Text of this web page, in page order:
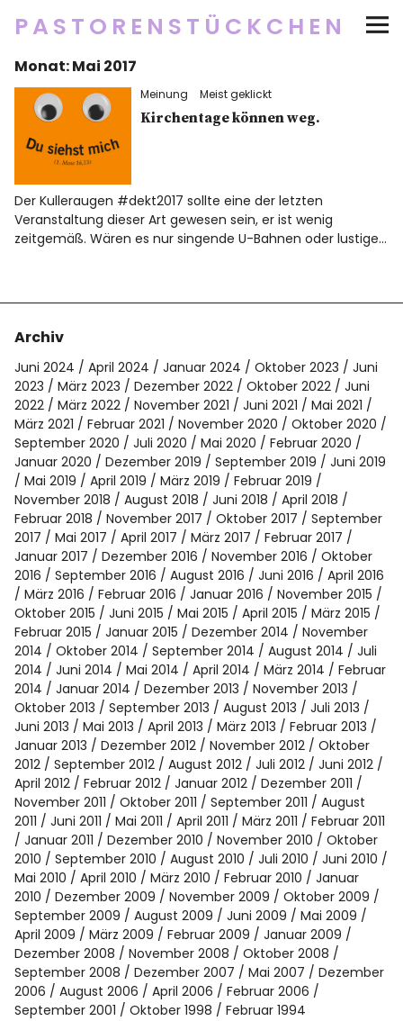
PASTORENSTÜCKCHEN
Startseite
Über
Social Media
Newsletter
TwitterRSS InstagramFacebookpinterest 500px
Spotify
Monat:Mai 2017
Meinung Meist geklickt
Kirchentage können weg.
Der Kulleraugen #dekt2017 sollte eine der letzten
Veranstaltung dieser Art gewesen sein, er ist wenig
zeitgemäß. Wären es nur singende U-Bahnen oder lustige…
Archiv
Juni 2024 April 2024 Januar 2024 Oktober 2023
Juni
2023
März 2023 Dezember 2022 Oktober 2022
Juni
2022
März 2022 November 2021 Juni 2021
Mai 2021
März 2021
Februar 2021 November 2020
Oktober 2020
September 2020
Juli 2020 Mai 2020
Februar 2020
Januar 2020
Dezember 2019 September 2019
Juni 2019
Mai 2019
April 2019 März 2019
Februar 2019
November 2018
August 2018 Juni 2018
April 2018
Februar 2018
November 2017 Oktober 2017
September
2017
Mai 2017 April 2017 März 2017
Februar 2017
Januar 2017
Dezember 2016 November 2016
Oktober
2016
September 2016 August 2016 Juni 2016
April 2016
März 2016
Februar 2016 Januar 2016
November 2015
Oktober 2015
Juni 2015 Mai 2015 April 2015
März 2015
Februar 2015
Januar 2015 Dezember 2014
November
2014
Oktober 2014 September 2014 August 2014
Juli
2014
Juni 2014 Mai 2014 April 2014 März 2014
Februar
2014
Januar 2014 Dezember 2013
November 2013
Oktober 2013
September 2013 August 2013
Juli 2013
Juni 2013
Mai 2013 April 2013 März 2013
Februar 2013
Januar 2013
Dezember 2012 November 2012
Oktober
2012
September 2012 August 2012 Juli 2012
Juni 2012
April 2012
Februar 2012 Januar 2012
Dezember 2011
November 2011
Oktober 2011 September 2011
August
2011
Juni 2011 Mai 2011 April 2011 März 2011
Februar 2011
Januar 2011
Dezember 2010 November 2010
Oktober
2010
September 2010 August 2010 Juli 2010
Juni 2010
Mai 2010
April 2010 März 2010 Februar 2010
Januar
2010
Dezember 2009 November 2009
Oktober 2009
September 2009
August 2009 Juni 2009
Mai 2009
April 2009
März 2009 Februar 2009
Januar 2009
Dezember 2008
November 2008
Oktober 2008
September 2008
Dezember 2007 Mai 2007
Dezember
2006
August 2006 April 2006
Februar 2006
September 2001
Oktober 1998 Februar 1994